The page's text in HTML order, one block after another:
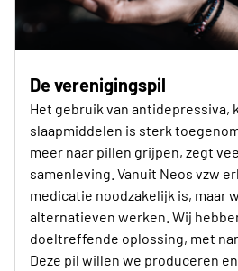
De verenigingspil
Het gebruik van antidepressiva,
slaapmiddelen is sterk
meer naar pillen grijpen, zegt
samenleving. Vanuit Neos vzw
medicatie noodzakelijk is, maar
alternatieven werken. Wij
doeltreffende oplossing, met
Deze pil willen we produceren